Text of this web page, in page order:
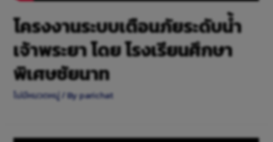
โครงงานระบบเตือนภัยระดับน้ำ
เจ้าพระยา โดย โรงเรียนศึกษา
พิเศษชัยนาท
ไม่มีหมวดหมู่/ Byparichat